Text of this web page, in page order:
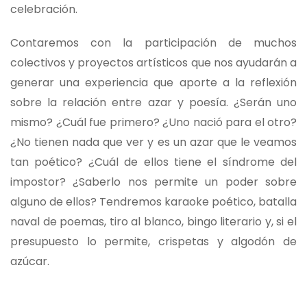
celebración.
Contaremos con la participación de muchos
colectivos y proyectos artísticos que nos ayudarán a
generar una experiencia que aporte a la reflexión
sobre la relación entre azar y poesía. ¿Serán uno
mismo? ¿Cuál fue primero? ¿Uno nació para el otro?
¿No tienen nada que ver y es un azar que le veamos
tan poético? ¿Cuál de ellos tiene el síndrome del
impostor? ¿Saberlo nos permite un poder sobre
alguno de ellos? Tendremos karaoke poético, batalla
naval de poemas, tiro al blanco, bingo literario y, si el
presupuesto lo permite, crispetas y algodón de
azúcar.